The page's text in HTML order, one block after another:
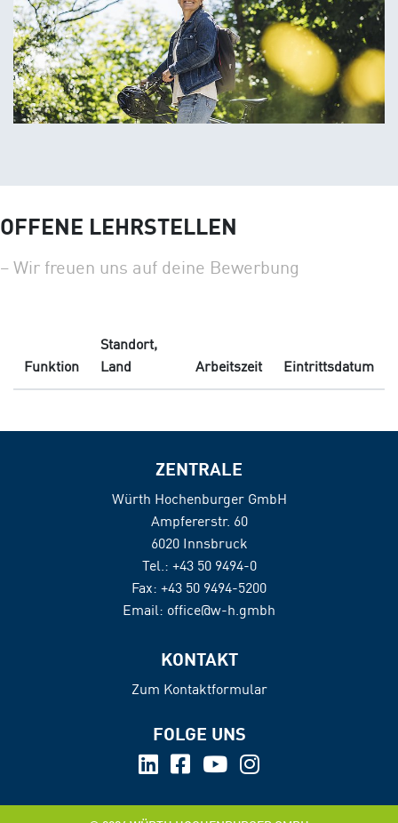
OFFENE LEHRSTELLEN
– Wir freuen uns auf deine Bewerbung
Funktion
Standort,
Land
Arbeitszeit Eintrittsdatum
ZENTRALE
Würth Hochenburger GmbH
Ampfererstr. 60
6020 Innsbruck
Tel.: +43 50 9494-0
Fax: +43 50 9494-5200
Email: office@w-h.gmbh
KONTAKT
Zum Kontaktformular
FOLGE UNS